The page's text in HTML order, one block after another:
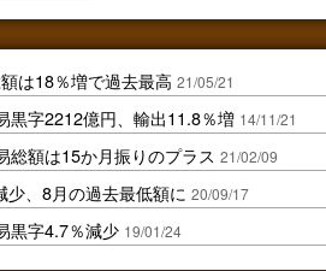
は18％増で過去最高 21/05/21
黒字2212億円、輸出11.8％増 14/11/21
総額は15か月振りのプラス 21/02/09
、8月の過去最低額に 20/09/17
黒字4.7％減少 19/01/24